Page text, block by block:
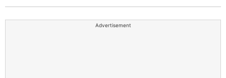
Advertisement